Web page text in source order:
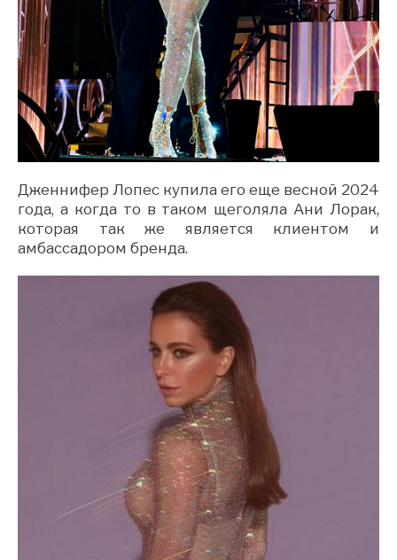
Дженнифер Лопес купила его еще весной 2024
года, а когда то в таком щеголяла Ани Лорак,
которая так же является клиентом и
амбассадором бренда.